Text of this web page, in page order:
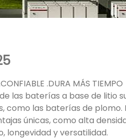
.DURA MÁS TIEMPO
las baterías a base de litio
como las baterías de plomo.
únicas, como alta
longevidad y versatilidad.